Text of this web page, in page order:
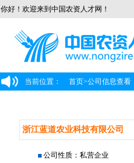
你好！欢迎来到中国农资人才网！
当前位置： 首页>公司信息查看
浙江蓝道农业科技有限公司
公司性质：私营企业